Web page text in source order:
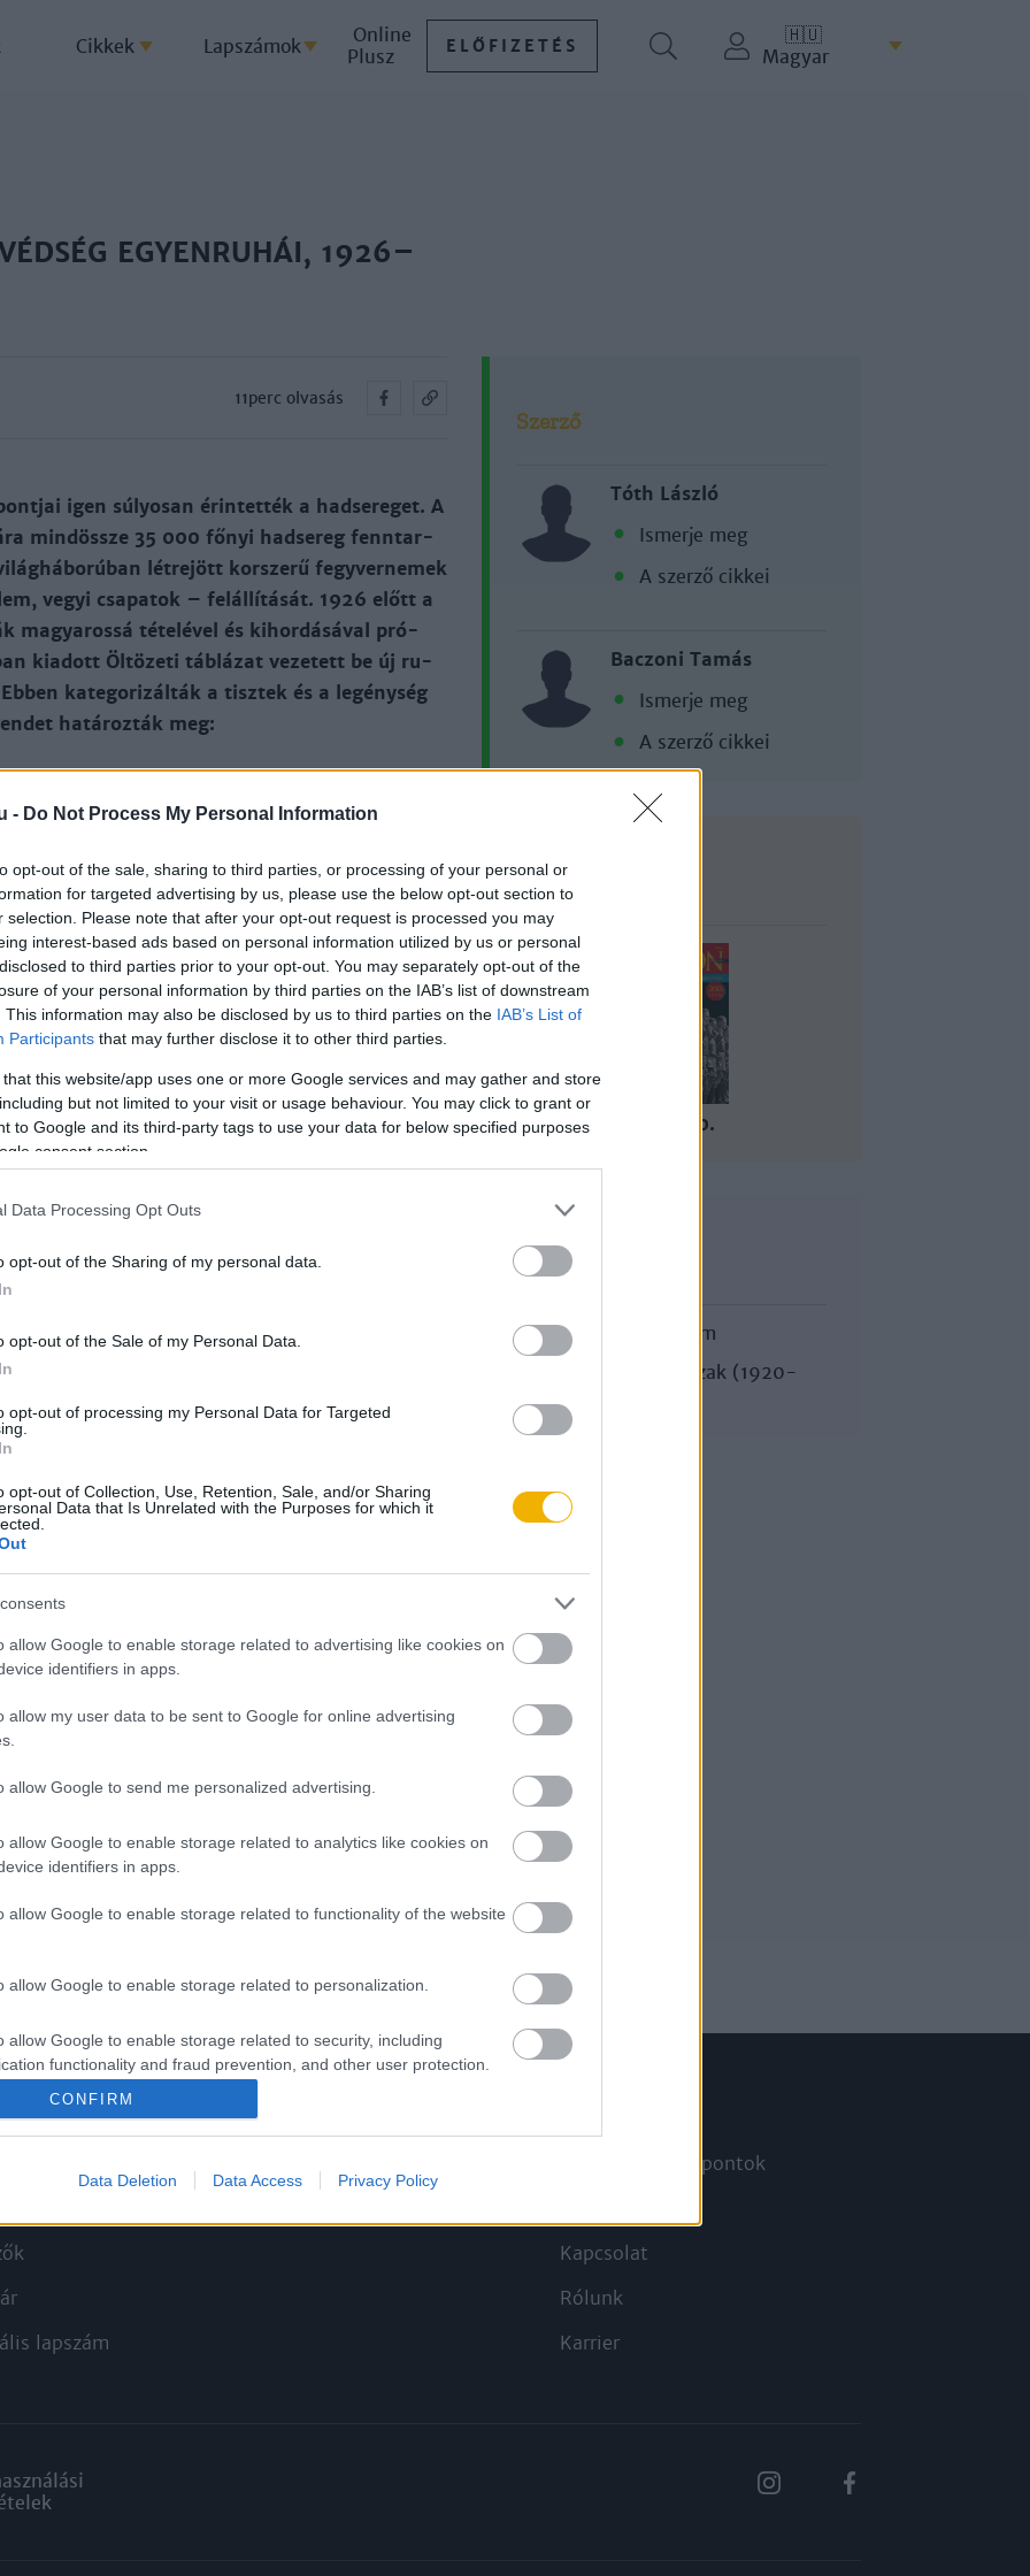
- Do Not Process My Personal Information
opt-out of the sale, sharing to third parties, or processing of your personal or
for targeted advertising by us, please use the below opt-out section to
selection. Please note that after your opt-out request is processed you may
interest-based ads based on personal information utilized by us or personal
to third parties prior to your opt-out. You may separately opt-out of the
of your personal information by third parties on the IAB’s list of downstream
This information may also be disclosed by us to third parties on the IAB’s List of
Participants that may further disclose it to other third parties.
that this website/app uses one or more Google services and may gather and store
but not limited to your visit or usage behaviour. You may click to grant or
to Google and its third-party tags to use your data for below specified purposes
consent section.
Data Processing Opt Outs
opt-out of the Sharing of my personal data.
opt-out of the Sale of my Personal Data.
opt-out of processing my Personal Data for Targeted
opt-out of Collection, Use, Retention, Sale, and/or Sharing
Data that Is Unrelated with the Purposes for which it
allow Google to enable storage related to advertising like cookies on
identifiers in apps.
allow my user data to be sent to Google for online advertising
allow Google to send me personalized advertising.
allow Google to enable storage related to analytics like cookies on
identifiers in apps.
allow Google to enable storage related to functionality of the website
allow Google to enable storage related to personalization.
allow Google to enable storage related to security, including
functionality and fraud prevention, and other user protection.
CONFIRM
Data Deletion Data Access Privacy Policy
Cikkek Lapszámok
Online
Plusz
ELŐFIZETÉS
🇭🇺
Magyar
EGYENRUHÁI, 1926–
11perc olvasás
igen sú­lyo­san érin­tet­ték a had­se­re­get. A
mindössze 35 000 fő­nyi had­se­reg fenn­tar­
lét­re­jött kor­sze­rű fegy­ver­ne­mek
ve­gyi csa­pa­tok – felál­lí­tá­sát. 1926 előtt a
ma­gya­ros­sá té­te­lé­vel és ki­hor­dá­sá­val pró­
kiadott Öl­tö­ze­ti táb­lá­zat ve­ze­tett be új ru­
ka­te­go­ri­zál­ták a tisz­tek és a le­gény­ség
ha­tá­roz­ták meg:
egé­szen a há­bo­rú vé­géig, az
for­mák azon­ban az egész kor­sza­kon
alap­ve­tő öl­töz­kö­dé­si struk­tú­rá­ját.
mindössze 200 Ft-ért
kap minden történelmi tartalmunkhoz:
tartalma
Próbálja ki!
200 FT-ÉRT
fiókkal, kattintson ide:REGISZTRÁCIÓ.
Szerző
Tóth László
Ismerje meg
A szerző cikkei
Baczoni Tamás
Ismerje meg
A szerző cikkei
Lapszám
2009/10.
Korszak
Magyar történelem
A Horthy-korszak (1920-
lapszám
Megjelenési időpontok
Kapcsolat
Rólunk
Karrier